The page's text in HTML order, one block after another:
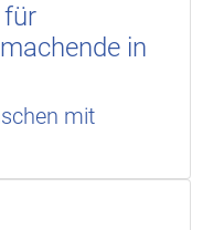
für
in
mit